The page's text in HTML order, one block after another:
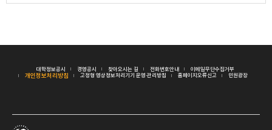
대학정보공시 경영공시 찾아오시는 길 전화번호안내 이메일무단수집거부
개인정보처리방침 고정형 영상정보처리기기 운영·관리방침 홈페이지오류신고 민원광장